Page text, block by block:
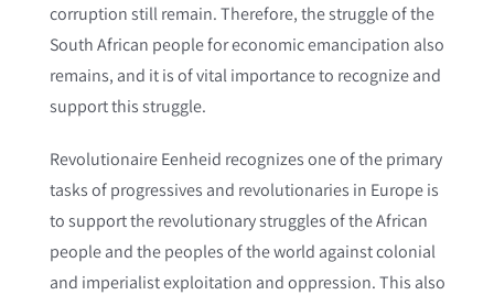
corruption still remain. Therefore, the struggle of the
South African people for economic emancipation also
remains, and it is of vital importance to recognize and
support this struggle.
Revolutionaire Eenheid recognizes one of the primary
tasks of progressives and revolutionaries in Europe is
to support the revolutionary struggles of the African
people and the peoples of the world against colonial
and imperialist exploitation and oppression. This also